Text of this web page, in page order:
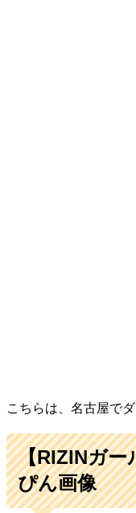
こちらは、名古屋で
【RIZINガー
ぴん画像